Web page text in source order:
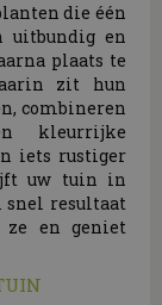
die één
uitbundig en
plaats te
zit hun
combineren
kleurrijke
iets rustiger
uw tuin in
snel resultaat
ze en geniet